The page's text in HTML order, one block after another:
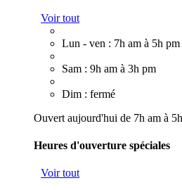
Voir tout
Lun - ven : 7h am à 5h pm
Sam : 9h am à 3h pm
Dim : fermé
Ouvert aujourd'hui de 7h am à
Heures d'ouverture spéciales
Voir tout